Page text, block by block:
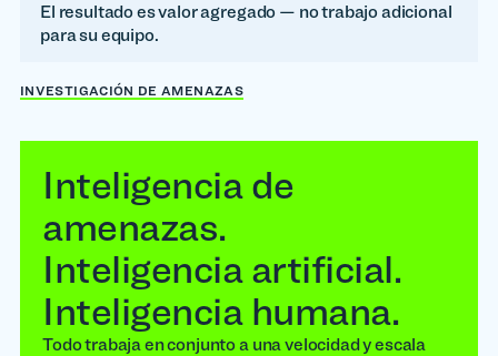
El resultado es valor agregado — no trabajo adicional
para su equipo.
INVESTIGACIÓN DE AMENAZAS
Inteligencia de
amenazas.
Inteligencia artificial.
Inteligencia humana.
Todo trabaja en conjunto a una velocidad y escala